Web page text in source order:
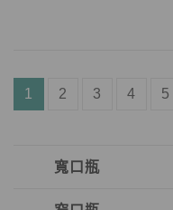
1 2 3 4 5
寬口瓶